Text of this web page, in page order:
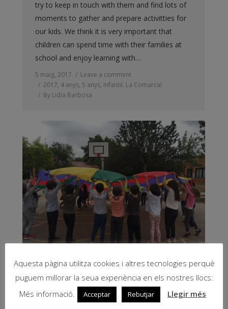
try to keep in touch with them and find lots of
moments to gather and prepare activitties for
our kids. We think it is very important that
children can spend time with their families at
school and enjoy learning with…
5 maig, 2017
Leave a comment
2017, 4 anys, 5 anys, Infantil, La Comarcal
By Lidia Barbosa
TANCAMENT DE LA SETMANA
CULTURAL!
Avui els xiquets i xiquetes de primer cicle de
Aquesta pàgina utilitza cookies i altres tecnologies perquè
puguem millorar la seua experiència en els nostres llocs:
Més informació.
Acceptar Rebutjar Llegir més